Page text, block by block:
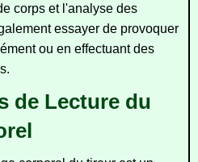
corps et l'analyse des
essayer de provoquer
ou en effectuant des
de Lecture du